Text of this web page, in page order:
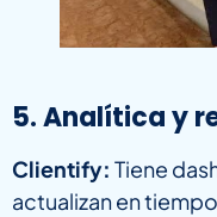
5. Analítica y
Clientify: Tiene
actualizan en